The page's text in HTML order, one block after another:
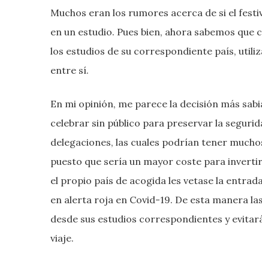
Muchos eran los rumores acerca de si el
en un estudio. Pues bien, ahora sabemos
los estudios de su correspondiente país,
entre sí.
En mi opinión, me parece la decisión más
celebrar sin público para preservar la
delegaciones, las cuales podrían tener
puesto que sería un mayor coste para
el propio país de acogida les vetase la
en alerta roja en Covid-19. De esta manera
desde sus estudios correspondientes y
viaje.